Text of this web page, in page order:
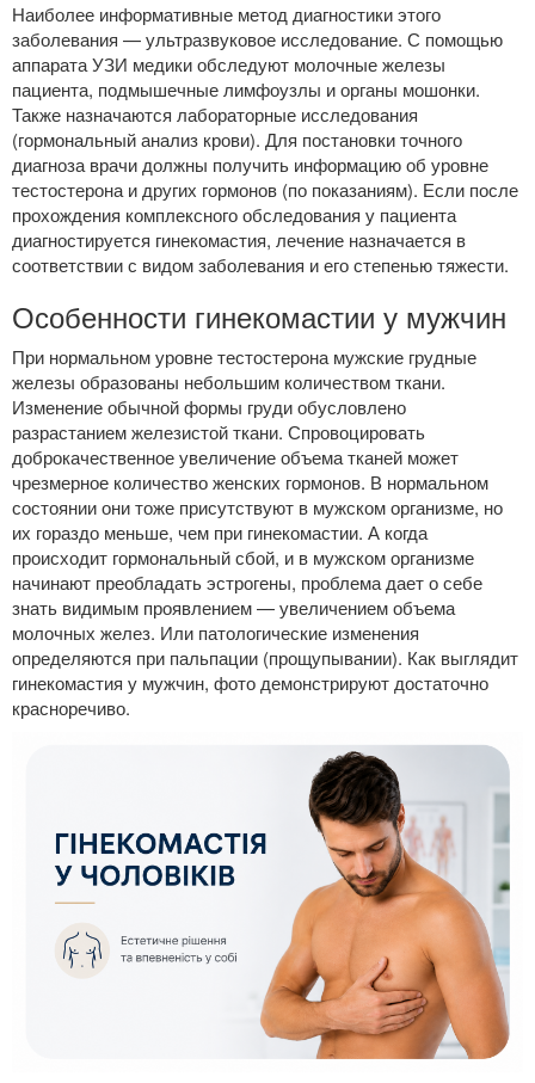
Наиболее информативные метод диагностики этого
заболевания — ультразвуковое исследование. С помощью
аппарата УЗИ медики обследуют молочные железы
пациента, подмышечные лимфоузлы и органы мошонки.
Также назначаются лабораторные исследования
(гормональный анализ крови). Для постановки точного
диагноза врачи должны получить информацию об уровне
тестостерона и других гормонов (по показаниям). Если после
прохождения комплексного обследования у пациента
диагностируется гинекомастия, лечение назначается в
соответствии с видом заболевания и его степенью тяжести.
Особенности гинекомастии у мужчин
При нормальном уровне тестостерона мужские грудные
железы образованы небольшим количеством ткани.
Изменение обычной формы груди обусловлено
разрастанием железистой ткани. Спровоцировать
доброкачественное увеличение объема тканей может
чрезмерное количество женских гормонов. В нормальном
состоянии они тоже присутствуют в мужском организме, но
их гораздо меньше, чем при гинекомастии. А когда
происходит гормональный сбой, и в мужском организме
начинают преобладать эстрогены, проблема дает о себе
знать видимым проявлением — увеличением объема
молочных желез. Или патологические изменения
определяются при пальпации (прощупывании). Как выглядит
гинекомастия у мужчин, фото демонстрируют достаточно
красноречиво.